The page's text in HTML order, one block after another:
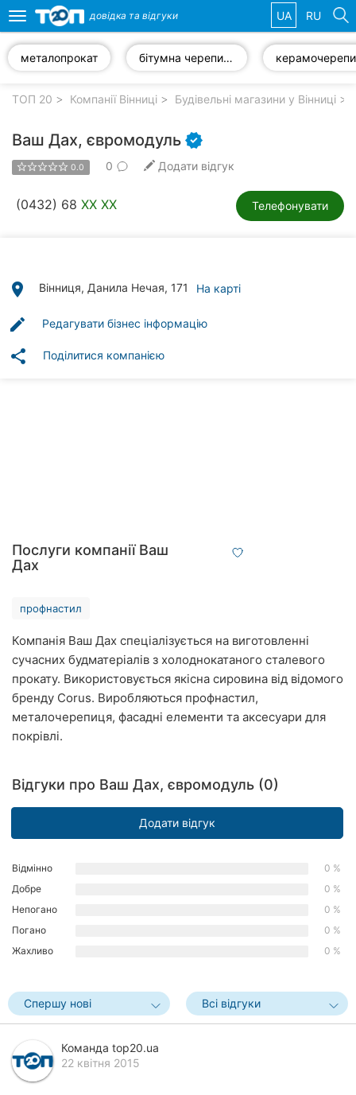
компанії
клініки
Автошколи
Всі
міста:
Тернопіль
Хмельницький
Рівне
Кропивницький
Харків
Дніпро
Кривий
Ріг
Миколаїв
Херсон
Toggle
navigation
довідка та відгуки UA RU
металопрокат бітумна черепиця
ТОП 20 Компанії Вінниці Будівельні магазини у Вінниці
Ваш Дах, євромодуль
0.0 0 Додати відгук
(0432) 68 XX XX Телефонувати
place Вінниця, Данила Нечая, 171 На карті
edit Редагувати бізнес інформацію
share Поділитися компанією
Послуги компанії Ваш
Дах
профнастил
Компанія Ваш Дах спеціалізується на виготовленні
сучасних будматеріалів з холоднокатаного сталевого
прокату. Використовується якісна сировина від відомого
бренду Corus. Виробляються профнастил,
металочерепиця, фасадні елементи та аксесуари для
покрівлі.
Відгуки про Ваш Дах, євромодуль (0)
Додати відгук
Відмінно
0 %
Добре
0 %
Непогано
0 %
Погано
0 %
Жахливо
0 %
Спершу нові Всі відгуки
Команда top20.ua
22 квітня 2015